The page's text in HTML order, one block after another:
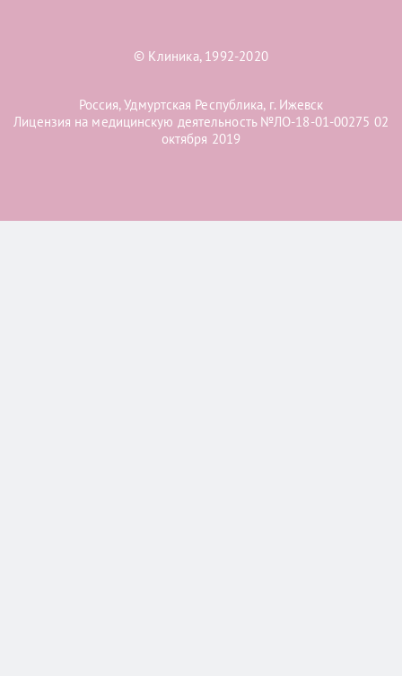
© Клиника, 1992-2020
Россия, Удмуртская Республика, г. Ижевск
Лицензия на медицинскую деятельность №ЛО-18-01-00275 02
октября 2019